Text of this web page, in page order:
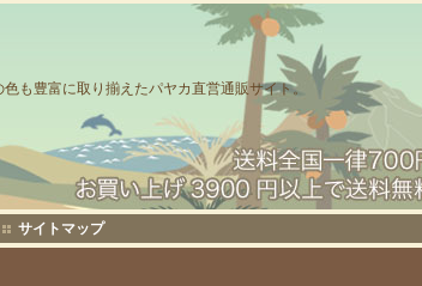
も豊富に取り揃えたパヤカ直営通販サイト。
サイトマップ